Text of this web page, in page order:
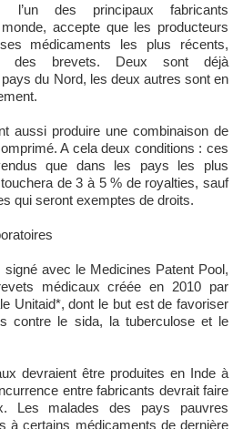
l’un des principaux fabricants
accepte que les producteurs
médicaments les plus récents,
des brevets. Deux sont déjà
du Nord, les deux autres sont en
aussi produire une combinaison de
A cela deux conditions : ces
que dans les pays les plus
de 3 à 5 % de royalties, sauf
qui seront exemptes de droits.
signé avec le Medicines Patent Pool,
médicaux créée en 2010 par
Unitaid*, dont le but est de favoriser
contre le sida, la tuberculose et le
devraient être produites en Inde à
entre fabricants devrait faire
Les malades des pays pauvres
à certains médicaments de dernière